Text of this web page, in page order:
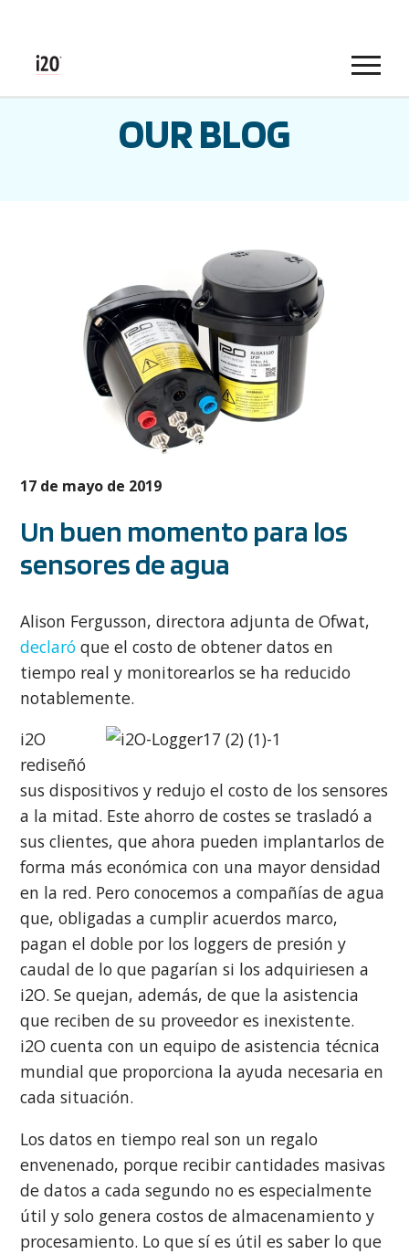
Menu
OUR BLOG
17 de mayo de 2019
Un buen momento para los
sensores de agua
Alison Fergusson, directora adjunta de Ofwat,
declaró que el costo de obtener datos en
tiempo real y monitorearlos se ha reducido
notablemente.
i2O
rediseñó
sus dispositivos y redujo el costo de los sensores
a la mitad. Este ahorro de costes se trasladó a
sus clientes, que ahora pueden implantarlos de
forma más económica con una mayor densidad
en la red. Pero conocemos a compañías de agua
que, obligadas a cumplir acuerdos marco,
pagan el doble por los loggers de presión y
caudal de lo que pagarían si los adquiriesen a
i2O. Se quejan, además, de que la asistencia
que reciben de su proveedor es inexistente.
i2O cuenta con un equipo de asistencia técnica
mundial que proporciona la ayuda necesaria en
cada situación.
Los datos en tiempo real son un regalo
envenenado, porque recibir cantidades masivas
de datos a cada segundo no es especialmente
útil y solo genera costos de almacenamiento y
procesamiento. Lo que sí es útil es saber lo que